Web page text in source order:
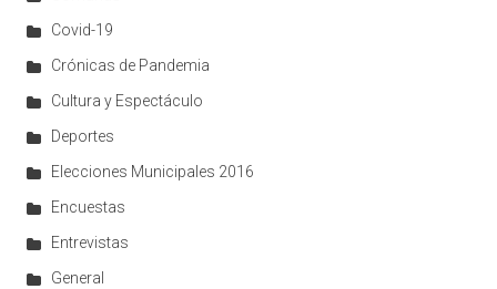
Covid-19
Crónicas de Pandemia
Cultura y Espectáculo
Deportes
Elecciones Municipales 2016
Encuestas
Entrevistas
General